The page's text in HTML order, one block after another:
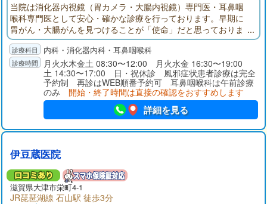
当院は消化器内視鏡（胃カメラ・大腸内視鏡）専門医・耳鼻咽
喉科専門医として安心・確かな診療を行っております。早期に
胃がん・大腸がんを見つけることが「使命」だと思っておりま
す。そのために苦痛のない検査は必須と考えております。
内科・消化器内科・耳鼻咽喉科
月火水木金土 08:30〜12:00 月火水金 16:30〜19:00
土 14:30〜17:00 日・祝休診 風邪症状患者診療は完全
予約制 再診はWEB順番予約可 耳鼻咽喉科は午前診療
のみ 開始・終了時間は直接の確認をおすすめします
詳細を見る
伊豆蔵医院
滋賀県大津市栄町4-1
JR琵琶湖線 石山駅 徒歩3分